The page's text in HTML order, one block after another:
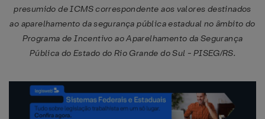
presumido de ICMS correspondente aos valores destinados
ao aparelhamento da segurança pública estadual no âmbito do
Programa de Incentivo ao Aparelhamento da Segurança
Pública do Estado do Rio Grande do Sul - PISEG/RS.